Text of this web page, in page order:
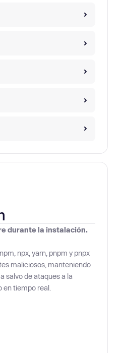
durante la instalación.
npx, yarn, pnpm y pnpx
maliciosos, manteniendo
salvo de ataques a la
en tiempo real.